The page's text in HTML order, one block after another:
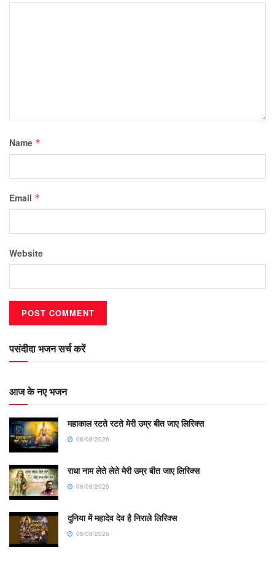
Name *
Email *
Website
पसंदीदा भजन सर्च करें
आज के नए भजन
महाकाल रटते रटते मेरी उम्र बीत जाए लिरिक्स
06/08/2026
राधा नाम लेते लेते मेरी उम्र बीत जाए लिरिक्स
06/08/2026
दुनिया में महादेव देव है निराले लिरिक्स
06/08/2026